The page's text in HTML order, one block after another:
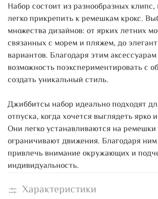
Набор состоит из разнообразных
легко прикрепить к ремешкам крокс.
множества дизайнов: от ярких летних
связанных с морем и пляжем, до
вариантов. Благодаря этим
возможность поэкспериментировать с
создать уникальный стиль.
Джиббитсы набор идеально подходят
отпуска, когда хочется выглядеть ярко
Они легко устанавливаются на ремешки
ограничивают движения. Благодаря
привлечь внимание окружающих и
индивидуальность.
Характеристики